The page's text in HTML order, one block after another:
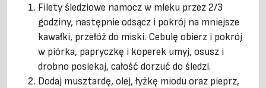
Filety śledziowe namocz w mleku przez 2/3
godziny, następnie odsącz i pokrój na mniejsze
kawałki, przełóż do miski. Cebulę obierz i pokrój
w piórka, papryczkę i koperek umyj, osusz i
drobno posiekaj, całość dorzuć do śledzi.
Dodaj musztardę, olej, łyżkę miodu oraz pieprz,